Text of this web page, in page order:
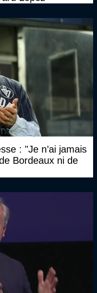
: "Je n’ai jamais
Bordeaux ni de